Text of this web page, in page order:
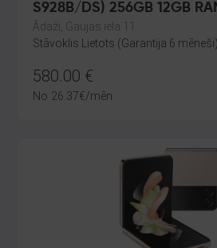
S928B/DS) 256GB 12GB
Ādaži, Gaujas iela 11
Stāvoklis Lietots (Garantija 6 mēneši)
580.00 €
No 26.37€/mēn.